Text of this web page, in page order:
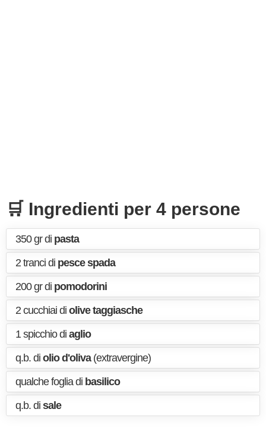
🛒 Ingredienti per 4 persone
350 gr di pasta
2 tranci di pesce spada
200 gr di pomodorini
2 cucchiai di olive taggiasche
1 spicchio di aglio
q.b. di olio d'oliva(extravergine)
qualche foglia di basilico
q.b. di sale